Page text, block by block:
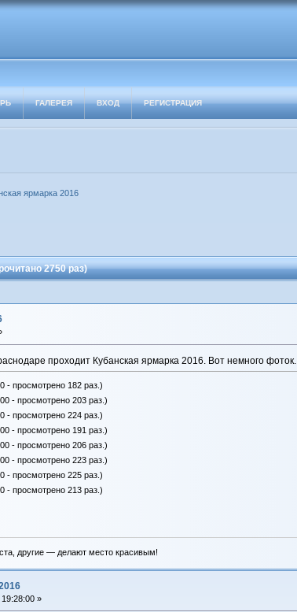
ГАЛЕРЕЯ ВХОД РЕГИСТРАЦИЯ
ярмарка 2016
2750 раз)
проходит Кубанская ярмарка 2016. Вот немного фоток.
- просмотрено 182 раз.)
- просмотрено 203 раз.)
- просмотрено 224 раз.)
- просмотрено 191 раз.)
- просмотрено 206 раз.)
- просмотрено 223 раз.)
- просмотрено 225 раз.)
- просмотрено 213 раз.)
другие — делают место красивым!
»